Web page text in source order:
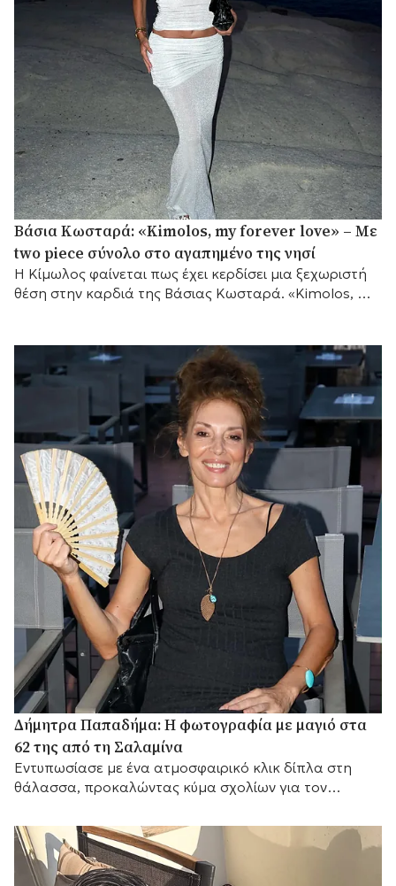
Βάσια Κωσταρά: «Kimolos, my forever love» – Με
two piece σύνολο στο αγαπημένο της νησί
Η Κίμωλος φαίνεται πως έχει κερδίσει μια ξεχωριστή
θέση στην καρδιά της Βάσιας Κωσταρά. «Kimolos, my
Δήμητρα Παπαδήμα: Η φωτογραφία με μαγιό στα
62 της από τη Σαλαμίνα
Εντυπωσίασε με ένα ατμοσφαιρικό κλικ δίπλα στη
θάλασσα, προκαλώντας κύμα σχολίων για τον